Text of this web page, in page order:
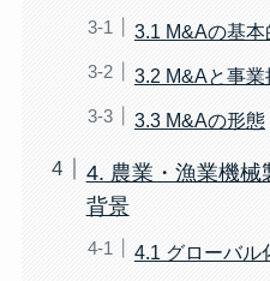
3.1 M&Aの基
3.2 M&Aと事
3.3 M&Aの形態
4. 農業・漁業機械
背景
4.1 グローバル